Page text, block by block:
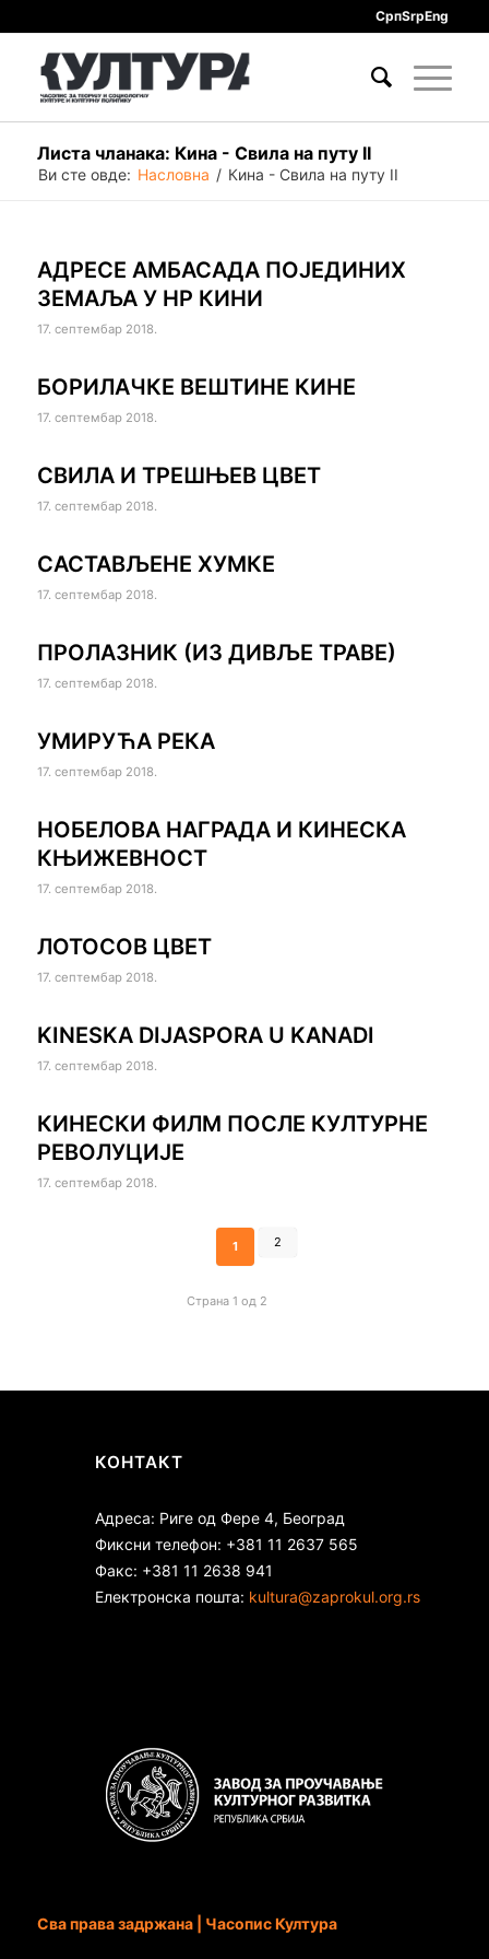
СрпSrpEng
Листа чланака: Кина - Свила на путу II
Ви сте овде: Насловна / Кина - Свила на путу II
АДРЕСЕ АМБАСАДА ПОЈЕДИНИХ
ЗЕМАЉА У НР КИНИ
17. септембар 2018.
БОРИЛАЧКЕ ВЕШТИНЕ КИНЕ
17. септембар 2018.
СВИЛА И ТРЕШЊЕВ ЦВЕТ
17. септембар 2018.
САСТАВЉЕНЕ ХУМКЕ
17. септембар 2018.
ПРОЛАЗНИК (ИЗ ДИВЉЕ ТРАВЕ)
17. септембар 2018.
УМИРУЋА РЕКА
17. септембар 2018.
НОБЕЛОВА НАГРАДА И КИНЕСКА
КЊИЖЕВНОСТ
17. септембар 2018.
ЛОТОСОВ ЦВЕТ
17. септембар 2018.
KINESKA DIJASPORA U KANADI
17. септембар 2018.
КИНЕСКИ ФИЛМ ПОСЛЕ КУЛТУРНЕ
РЕВОЛУЦИЈЕ
17. септембар 2018.
Страна 1 од 2
1 2
КОНТАКТ
Адреса: Риге од Фере 4, Београд
Фиксни телефон: +381 11 2637 565
Факс: +381 11 2638 941
Електронска пошта: kultura@zaprokul.org.rs
Сва права задржана | Часопис Култура